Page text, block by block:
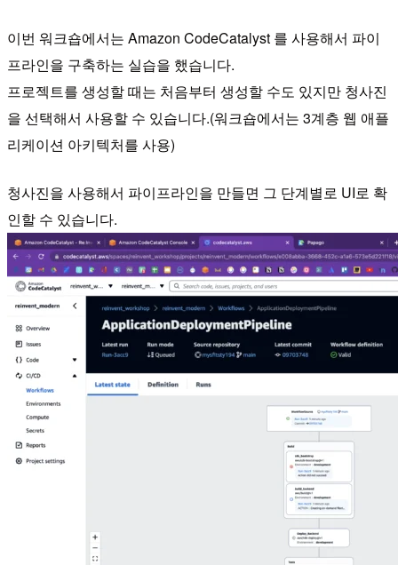
이번 워크숍에서는 Amazon CodeCatalyst 를 사용해서 파이
프라인을 구축하는 실습을 했습니다.
프로젝트를 생성할 때는 처음부터 생성할 수도 있지만 청사진
을 선택해서 사용할 수 있습니다.(워크숍에서는 3계층 웹 애플
리케이션 아키텍처를 사용)
청사진을 사용해서 파이프라인을 만들면 그 단계별로 UI로 확
인할 수 있습니다.